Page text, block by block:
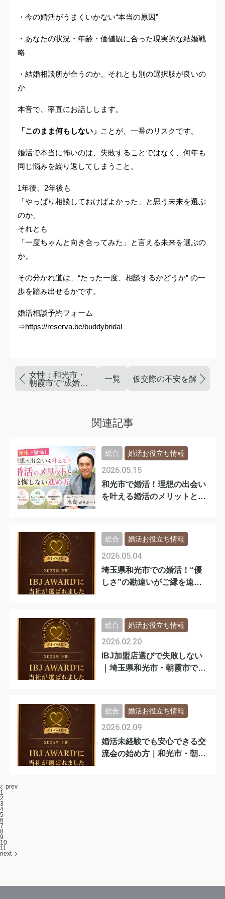
・今の婚活がうまくいかない“本当の原因”
・あなたの状況・年齢・価値観に合った現実的な結婚戦
略
・結婚相談所が合うのか、それとも別の選択肢が良いの
か
本音で、率直にお話しします。
「このまま何もしない」 ことが、一番のリスクです。
婚活で本当に怖いのは、失敗することではなく、何年も
同じ悩みを繰り返してしまうこと。
1年後、2年後も
「やっぱり相談しておけばよかった」と思う未来を選ぶ
のか、
それとも
「一度ちゃんと向き合ってみた」と言える未来を選ぶの
か。
その分かれ道は、“たった一度、相談するかどうか” の一
歩を踏み出せるかです。
婚活相談予約フォーム
⇒https://reserva.be/buddybridal
女性：和光市・
朝霞市で“成婚に
一覧 仮交際の不安を解消する
関連記事
和光市で婚活！理想の出会い
を叶える婚活のメリットと後
2026.05.15
総合 婚活お役立ち情報
埼玉県和光市での婚活！“優
しさ”の勘違いがご縁を遠ざ
2026.05.04
総合 婚活お役立ち情報
IBJ加盟店選びで失敗しない
｜埼玉県和光市・朝霞市で本
2026.02.20
総合 婚活お役立ち情報
婚活未経験でも安心できる交
流会の始め方｜和光市・朝霞
2026.02.09
総合 婚活お役立ち情報
prev
1
2
3
4
5
6
7
8
9
10
11
next